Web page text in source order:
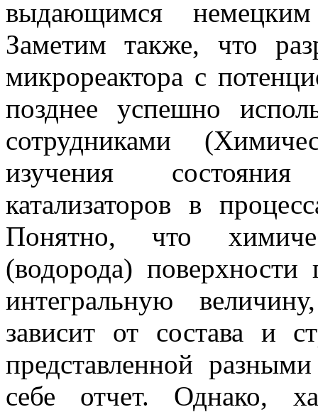
выдающимся
Заметим также, что
микрореактора с
позднее успешно
сотрудниками
изучения
катализаторов в
Понятно, что
(водорода) поверхности
интегральную
зависит от состава и
представленной
себе отчет. Однако,